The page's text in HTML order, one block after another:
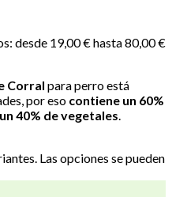
desde 19,00 € hasta 80,00 €
Corral para perro está
por eso contiene un 60%
40% de vegetales.
Las opciones se pueden